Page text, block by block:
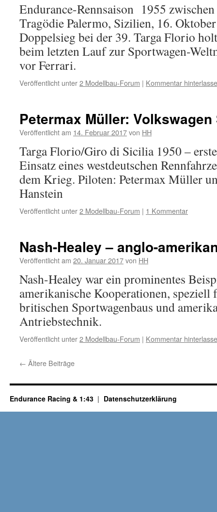
Endurance-Rennsaison 1955
Tragödie Palermo, Sizilien, 16.
Doppelsieg bei der 39. Targa Florio
beim letzten Lauf zur Sportwagen-
vor Ferrari.
Veröffentlicht unter2 Modellbau-Forum | Kommentar
Petermax Müller: Volkswagen
Veröffentlicht am 14. Februar 2017von HH
Targa Florio/Giro di Sicilia 1950 –
Einsatz eines westdeutschen
dem Krieg. Piloten: Petermax Müller
Hanstein
Veröffentlicht unter2 Modellbau-Forum | 1 Kommentar
Nash-Healey – anglo-
Veröffentlicht am 20. Januar 2017von HH
Nash-Healey war ein prominentes
amerikanische Kooperationen,
britischen Sportwagenbaus und
Antriebstechnik.
Veröffentlicht unter2 Modellbau-Forum | Kommentar
← Ältere Beiträge
Endurance Racing & 1:43 Datenschutzerklärung